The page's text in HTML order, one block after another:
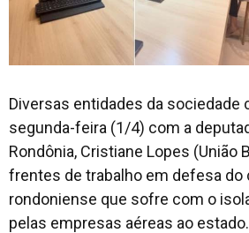
Diversas entidades da sociedade
segunda-feira (1/4) com a
Rondônia, Cristiane Lopes (União
frentes de trabalho em defesa do
rondoniense que sofre com o
pelas empresas aéreas ao